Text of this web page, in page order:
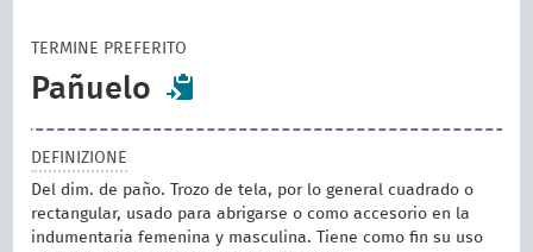
TERMINE PREFERITO
Pañuelo
DEFINIZIONE
Del dim. de paño. Trozo de tela, por lo general cuadrado o
rectangular, usado para abrigarse o como accesorio en la
indumentaria femenina y masculina. Tiene como fin su uso